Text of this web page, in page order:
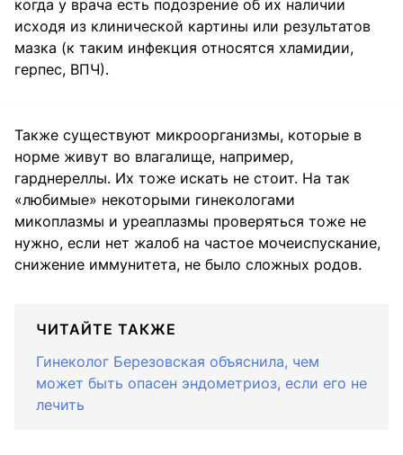
когда у врача есть подозрение об их наличии
исходя из клинической картины или результатов
мазка (к таким инфекция относятся хламидии,
герпес, ВПЧ).
Также существуют микроорганизмы, которые в
норме живут во влагалище, например,
гарднереллы. Их тоже искать не стоит. На так
«любимые» некоторыми гинекологами
микоплазмы и уреаплазмы проверяться тоже не
нужно, если нет жалоб на частое мочеиспускание,
снижение иммунитета, не было сложных родов.
ЧИТАЙТЕ ТАКЖЕ
Гинеколог Березовская объяснила, чем
может быть опасен эндометриоз, если его не
лечить